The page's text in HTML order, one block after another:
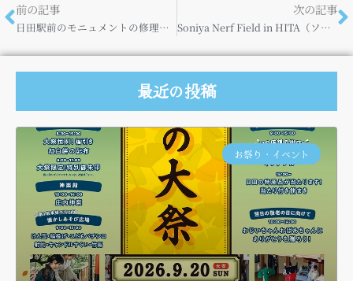
前の記事
日田駅前のモニュメントの修理が終わりました♪
次の記事
Soniya Nerf Field in HITA（ソニヤナーフフィールド イン ヒタ）
最近の投稿
お祭り・イベント